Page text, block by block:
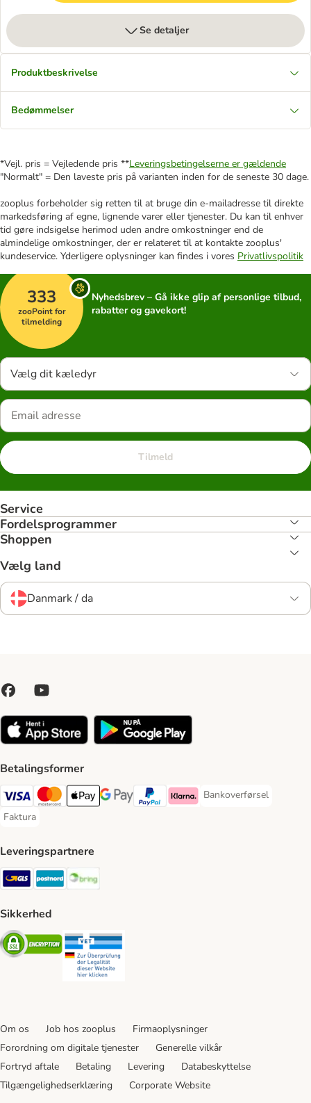
Se detaljer
Produktbeskrivelse
Bedømmelser
*Vejl. pris = Vejledende pris **Leveringsbetingelserne er gældende
"Normalt" = Den laveste pris på varianten inden for de seneste 30 dage.
zooplus forbeholder sig retten til at bruge din e-mailadresse til direkte
markedsføring af egne, lignende varer eller tjenester. Du kan til enhver
tid gøre indsigelse herimod uden andre omkostninger end de
almindelige omkostninger, der er relateret til at kontakte zooplus'
kundeservice. Yderligere oplysninger kan findes i vores Privatlivspolitik
333
zooPoint for
tilmelding
Nyhedsbrev – Gå ikke glip af personlige tilbud,
rabatter og gavekort!
Vælg dit kæledyr
Tilmeld
Service
Fordelsprogrammer
Shoppen
Vælg land
Danmark / da
Betalingsformer
VISA Payment Method
Mastercard Payment Method
Apply pay Payment Method
Google Pay Payment Method
paypal Payment Method
Klarna Payment Method
Bankoverførsel
Bankoverførsel
Faktura
Faktura Payment Method
Leveringspartnere
GLS Shipping Method
Postnord Shipping Method
Sikkerhed
Security
Om os Job hos zooplus
Firmaoplysninger
Forordning om digitale tjenester
Generelle vilkår
Fortryd aftale
Betaling Levering
Databeskyttelse
Tilgængelighedserklæring
Corporate Website